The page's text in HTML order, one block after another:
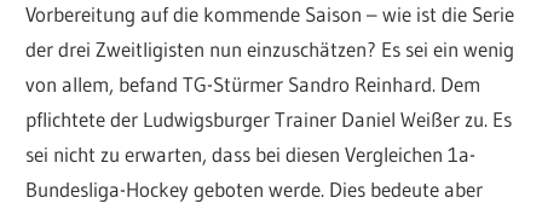
Vorbereitung auf die kommende Saison – wie ist die Serie
der drei Zweitligisten nun einzuschätzen? Es sei ein wenig
von allem, befand TG-Stürmer Sandro Reinhard. Dem
pflichtete der Ludwigsburger Trainer Daniel Weißer zu. Es
sei nicht zu erwarten, dass bei diesen Vergleichen 1a-
Bundesliga-Hockey geboten werde. Dies bedeute aber